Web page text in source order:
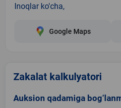
Inoqlar ko'cha,
Google Maps
Zakalat kalkulyatori
Auksion qadamiga